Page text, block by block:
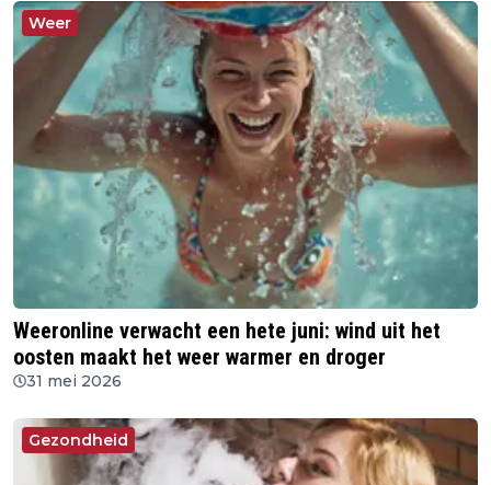
Weer
Weeronline verwacht een hete juni: wind uit het
oosten maakt het weer warmer en droger
31 mei 2026
Gezondheid